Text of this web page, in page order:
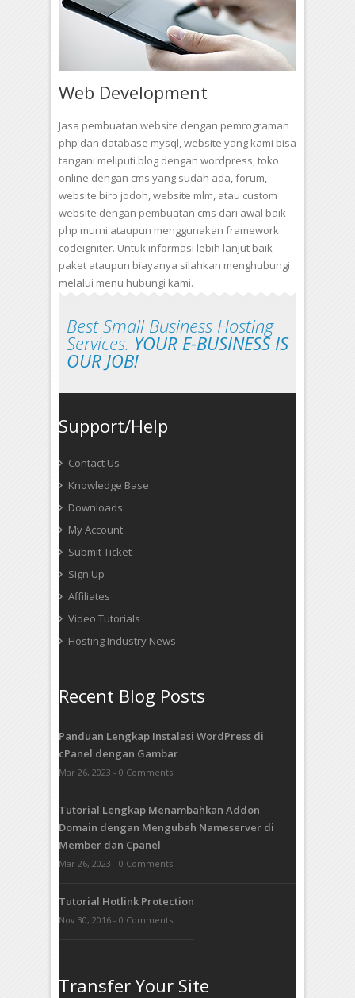
Web Development
Jasa pembuatan website dengan pemrograman
php dan database mysql, website yang kami bisa
tangani meliputi blog dengan wordpress, toko
online dengan cms yang sudah ada, forum,
website biro jodoh, website mlm, atau custom
website dengan pembuatan cms dari awal baik
php murni ataupun menggunakan framework
codeigniter. Untuk informasi lebih lanjut baik
paket ataupun biayanya silahkan menghubungi
melalui menu hubungi kami.
Best Small Business Hosting
Services. YOUR E-BUSINESS IS
OUR JOB!
Support/Help
Contact Us
Knowledge Base
Downloads
My Account
Submit Ticket
Sign Up
Affiliates
Video Tutorials
Hosting Industry News
Recent Blog Posts
Panduan Lengkap Instalasi WordPress di
cPanel dengan Gambar
Mar 26, 2023 - 0 Comments
Tutorial Lengkap Menambahkan Addon
Domain dengan Mengubah Nameserver di
Member dan Cpanel
Mar 26, 2023 - 0 Comments
Tutorial Hotlink Protection
Nov 30, 2016 - 0 Comments
Transfer Your Site